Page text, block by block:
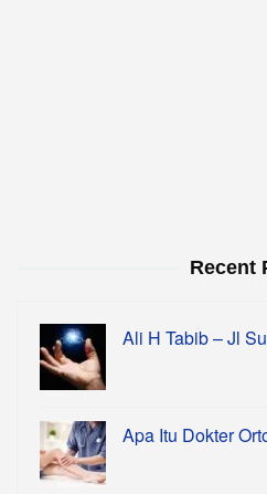
Recent
Ali H Tabib – Jl
Apa Itu Dokter